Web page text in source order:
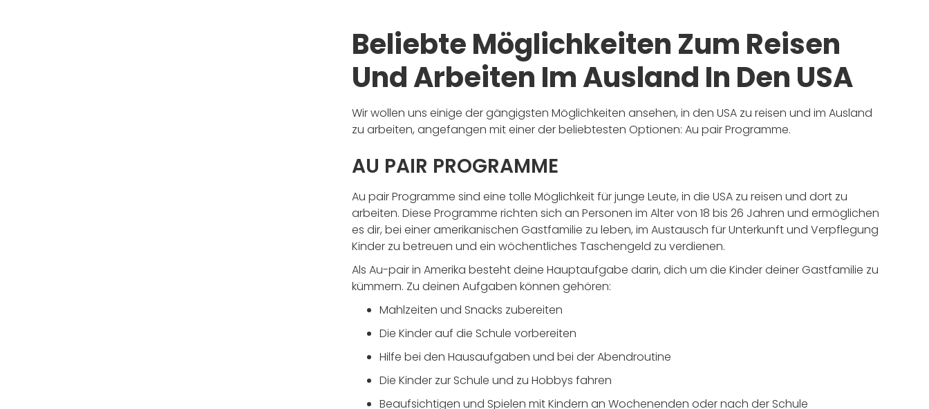
Beliebte Möglichkeiten Zum Reisen
Und Arbeiten Im Ausland In Den USA
Wir wollen uns einige der gängigsten Möglichkeiten ansehen, in den USA zu reisen und im Ausland
zu arbeiten, angefangen mit einer der beliebtesten Optionen: Au pair Programme.
AU PAIR PROGRAMME
Au pair Programme sind eine tolle Möglichkeit für junge Leute, in die USA zu reisen und dort zu
arbeiten. Diese Programme richten sich an Personen im Alter von 18 bis 26 Jahren und ermöglichen
es dir, bei einer amerikanischen Gastfamilie zu leben, im Austausch für Unterkunft und Verpflegung
Kinder zu betreuen und ein wöchentliches Taschengeld zu verdienen.
Als Au-pair in Amerika besteht deine Hauptaufgabe darin, dich um die Kinder deiner Gastfamilie zu
kümmern. Zu deinen Aufgaben können gehören:
Mahlzeiten und Snacks zubereiten
Die Kinder auf die Schule vorbereiten
Hilfe bei den Hausaufgaben und bei der Abendroutine
Die Kinder zur Schule und zu Hobbys fahren
Beaufsichtigen und Spielen mit Kindern an Wochenenden oder nach der Schule